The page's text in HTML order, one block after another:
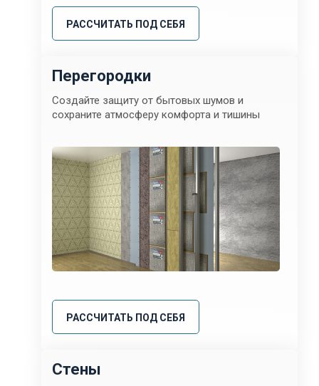
РАССЧИТАТЬ ПОД СЕБЯ
Перегородки
Создайте защиту от бытовых шумов и
сохраните атмосферу комфорта и тишины
РАССЧИТАТЬ ПОД СЕБЯ
Стены